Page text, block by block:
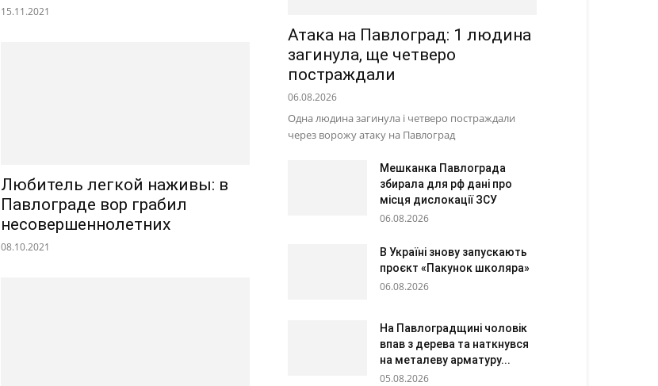
15.11.2021
Любитель легкой наживы: в
Павлограде вор грабил
несовершеннолетних
08.10.2021
Атака на Павлоград: 1 людина
загинула, ще четверо
постраждали
06.08.2026
Одна людина загинула і четверо постраждали
через ворожу атаку на Павлоград
Мешканка Павлограда
збирала для рф дані про
місця дислокації ЗСУ
06.08.2026
В Україні знову запускають
проєкт «Пакунок школяра»
06.08.2026
На Павлоградщині чоловік
впав з дерева та наткнувся
на металеву арматуру...
05.08.2026